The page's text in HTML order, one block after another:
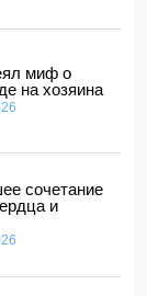
от
в
на 8 августа
миф о
на хозяина
сочетание
и